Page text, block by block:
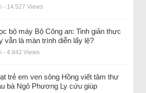
- 14.527 Views
bộ máy Bộ Công an: Tinh giản thực
vẫn là màn trình diễn lấy lệ?
- 4.942 Views
trẻ em ven sông Hồng viết tâm thư
bà Ngô Phương Ly cứu giúp